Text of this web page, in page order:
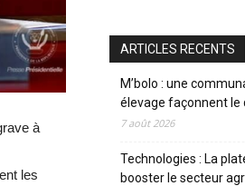
à
les
ARTICLES RECENTS
M’bolo : une
élevage façonnent le
7 août 2026
Technologies : La
booster le secteur